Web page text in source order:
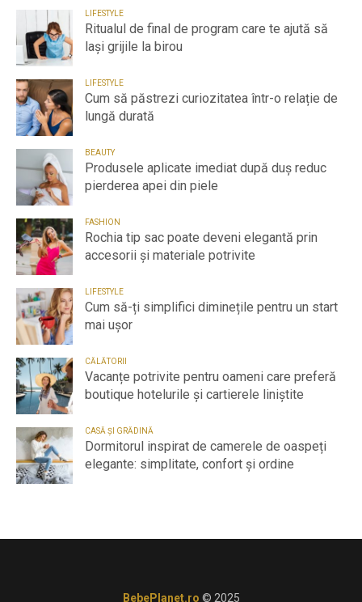
LIFESTYLE
Ritualul de final de program care te ajută să
lași grijile la birou
LIFESTYLE
Cum să păstrezi curiozitatea într-o relație de
lungă durată
BEAUTY
Produsele aplicate imediat după duș reduc
pierderea apei din piele
FASHION
Rochia tip sac poate deveni elegantă prin
accesorii și materiale potrivite
LIFESTYLE
Cum să-ți simplifici diminețile pentru un start
mai ușor
CĂLĂTORII
Vacanțe potrivite pentru oameni care preferă
boutique hotelurile și cartierele liniștite
CASĂ ȘI GRĂDINĂ
Dormitorul inspirat de camerele de oaspeți
elegante: simplitate, confort și ordine
BebePlanet.ro © 2025